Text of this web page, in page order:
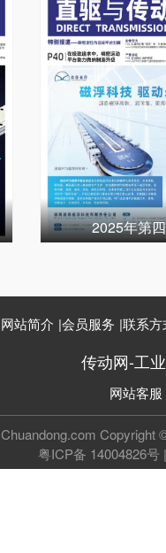
2025年第
网站简介 |会员服务 |联系方
传动网-工
网站客服
Chuandong.com Copyright
粤ICP备 14004826号